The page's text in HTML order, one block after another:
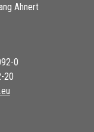
Ahnert
0
20